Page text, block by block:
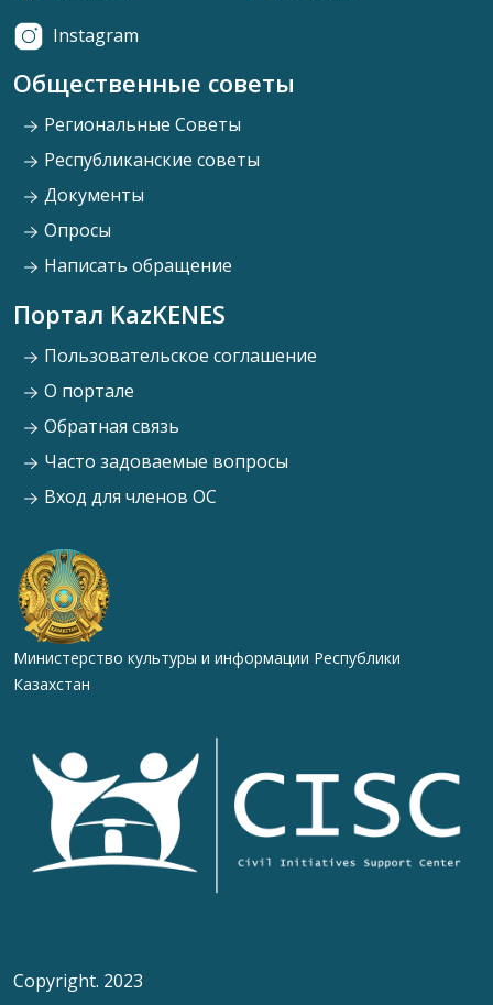
Instagram
Общественные советы
Региональные Советы
Республиканские советы
Документы
Опросы
Написать обращение
Портал KazKENES
Пользовательское соглашение
О портале
Обратная связь
Часто задоваемые вопросы
Вход для членов ОС
Министерство культуры и информации Республики
Казахстан
Copyright. 2023